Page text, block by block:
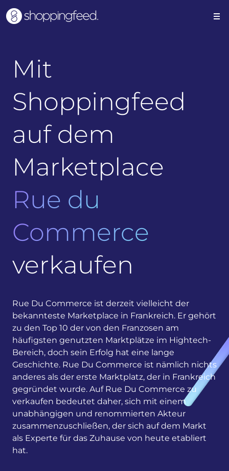
Mit
Shoppingfeed
auf dem
Marketplace
Rue du
Commerce
verkaufen
Rue Du Commerce ist derzeit vielleicht der
bekannteste Marketplace in Frankreich. Er gehört
zu den Top 10 der von den Franzosen am
häufigsten genutzten Marktplätze im Hightech-
Bereich, doch sein Erfolg hat eine lange
Geschichte. Rue Du Commerce ist nämlich nichts
anderes als der erste Marktplatz, der in Frankreich
gegründet wurde. Auf Rue Du Commerce zu
verkaufen bedeutet daher, sich mit einem
unabhängigen und renommierten Akteur
zusammenzuschließen, der sich auf dem Markt
als Experte für das Zuhause von heute etabliert
hat.